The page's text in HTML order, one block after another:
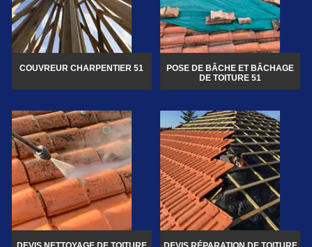
COUVREUR CHARPENTIER 51
POSE DE BÂCHE ET BÂCHAGE
DE TOITURE 51